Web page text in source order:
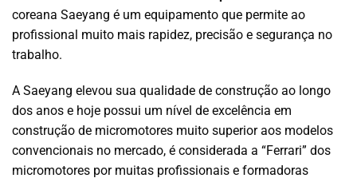
coreana Saeyang é um equipamento que permite ao
profissional muito mais rapidez, precisão e segurança no
trabalho.
A Saeyang elevou sua qualidade de construção ao longo
dos anos e hoje possui um nível de excelência em
construção de micromotores muito superior aos modelos
convencionais no mercado, é considerada a “Ferrari” dos
micromotores por muitas profissionais e formadoras